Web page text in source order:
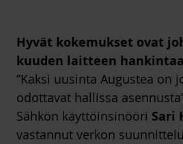
Hyvät kokemukset ovat
kuuden laitteen
”Kaksi uusinta Augustea on
odottavat hallissa
Sähkön käyttöinsinööri Sari
vastannut verkon